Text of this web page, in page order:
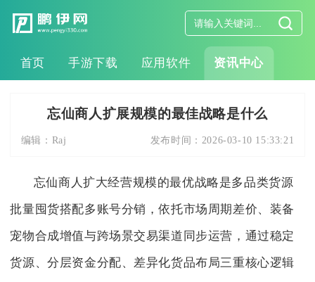
首页 手游下载 应用软件 资讯中心
忘仙商人扩展规模的最佳战略是什么
编辑： Raj 发布时间： 2026-03-10 15:33:21
忘仙商人扩大经营规模的最优战略是多品类货源
批量囤货搭配多账号分销，依托市场周期差价、装备
宠物合成增值与跨场景交易渠道同步运营，通过稳定
货源、分层资金分配、差异化货品布局三重核心逻辑